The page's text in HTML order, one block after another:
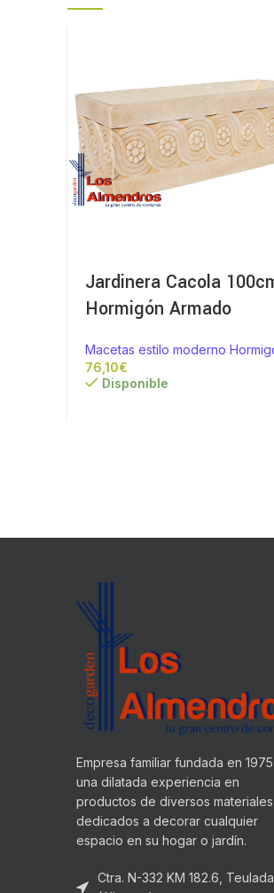
Jardinera Cacola
Hormigón Armado
Macetas estilo moderno
€
Disponible
Empresa familiar fundada en
una dilatada experiencia en
productos de diversos materiales
dedicados a decorar cualquier
espacio en su hogar o jardín.
Ctra. N-332 KM 182.6, Teulada